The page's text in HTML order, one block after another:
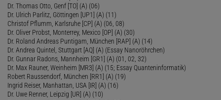
Dr. Thomas Otto, Genf [TO] (A) (06)
Dr. Ulrich Parlitz, Göttingen [UP1] (A) (11)
Christof Pflumm, Karlsruhe [CP] (A) (06, 08)
Dr. Oliver Probst, Monterrey, Mexico [OP] (A) (30)
Dr. Roland Andreas Puntigam, München [RAP] (A) (14)
Dr. Andrea Quintel, Stuttgart [AQ] (A) (Essay Nanoröhrchen)
Dr. Gunnar Radons, Mannheim [GR1] (A) (01, 02, 32)
Dr. Max Rauner, Weinheim [MR3] (A) (15; Essay Quanteninformatik)
Robert Raussendorf, München [RR1] (A) (19)
Ingrid Reiser, Manhattan, USA [IR] (A) (16)
Dr. Uwe Renner, Leipzig [UR] (A) (10)